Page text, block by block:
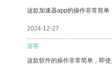
这款加速器app的操作非常简单
2024-12-27
游客
这款软件的操作非常简单，即使